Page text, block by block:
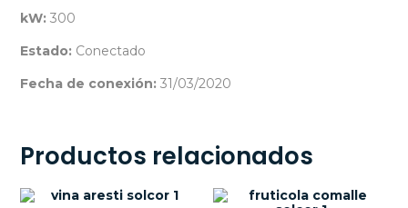
kW: 300
Estado: Conectado
Fecha de conexión: 31/03/2020
Productos relacionados